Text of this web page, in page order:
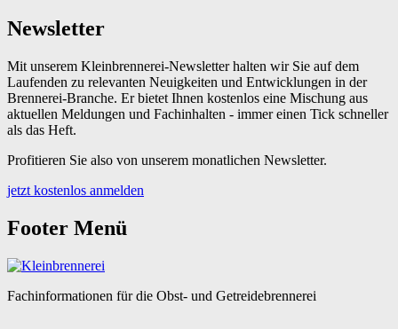
Newsletter
Mit unserem Kleinbrennerei-Newsletter halten wir Sie auf dem
Laufenden zu relevanten Neuigkeiten und Entwicklungen in der
Brennerei-Branche. Er bietet Ihnen kostenlos eine Mischung aus
aktuellen Meldungen und Fachinhalten - immer einen Tick schneller
als das Heft.
Profitieren Sie also von unserem monatlichen Newsletter.
jetzt kostenlos anmelden
Footer Menü
Fachinformationen für die Obst- und Getreidebrennerei